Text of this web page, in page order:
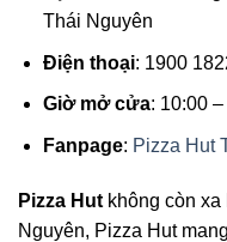
Thái Nguyên
Điện thoại: 1900
Giờ mở cửa: 10:00
Fanpage: Pizza Hut
Pizza Hut không còn
Nguyên, Pizza Hut